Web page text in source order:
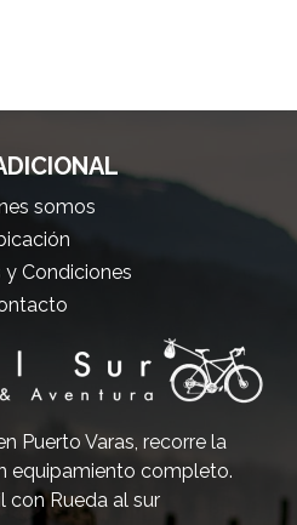
somos
y Condiciones
Puerto Varas, recorre la
equipamiento completo.
con Rueda al sur